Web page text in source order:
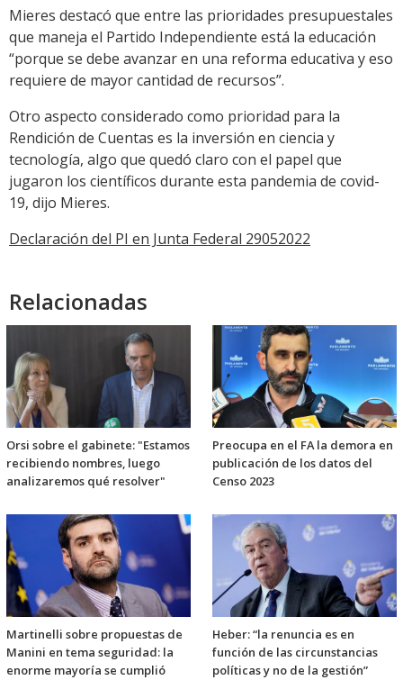
Mieres destacó que entre las prioridades presupuestales
que maneja el Partido Independiente está la educación
“porque se debe avanzar en una reforma educativa y eso
requiere de mayor cantidad de recursos”.
Otro aspecto considerado como prioridad para la
Rendición de Cuentas es la inversión en ciencia y
tecnología, algo que quedó claro con el papel que
jugaron los científicos durante esta pandemia de covid-
19, dijo Mieres.
Declaración del PI en Junta Federal 29052022
Relacionadas
Orsi sobre el gabinete: "Estamos
recibiendo nombres, luego
analizaremos qué resolver"
Preocupa en el FA la demora en
publicación de los datos del
Censo 2023
Martinelli sobre propuestas de
Manini en tema seguridad: la
enorme mayoría se cumplió
Heber: “la renuncia es en
función de las circunstancias
políticas y no de la gestión”